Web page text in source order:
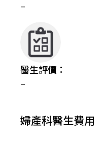
–
醫生評價：
–
婦產科醫生費用